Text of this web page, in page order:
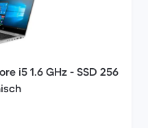
i5 1.6 GHz - SSD 256